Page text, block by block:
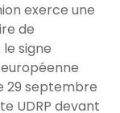
exerce une
de
signe
29 septembre
UDRP devant